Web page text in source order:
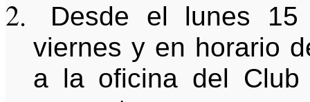
Desde el lunes
viernes y en horario
a la oficina del Club